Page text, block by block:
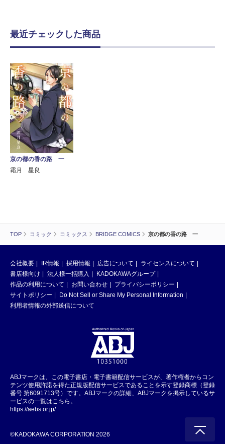
TOP コミック コミックス BRIDGE COMICS 京の都の香の路 一
最近チェックした商品
京の都の香の路 一
霜月 星良
会社概要 IR情報 採用情報 広告について
ライセンスについて
書店様向け
法人様一括購入
KADOKAWAグループ
作品の利用について
お問い合わせ
プライバシーポリシー
サイトポリシー
Do Not Sell or Share My Personal Information
利用者情報の外部送信について
ABJマークは、この電子書店・電子書籍配信サービスが、著作権者からコン
テンツ使用許諾を得た正規版配信サービスであることを示す登録商標（登録
番号 第6091713号）です。ABJマークの詳細、ABJマークを掲示しているサ
ービスの一覧はこちら。
https://aebs.or.jp/
©KADOKAWA CORPORATION 2026